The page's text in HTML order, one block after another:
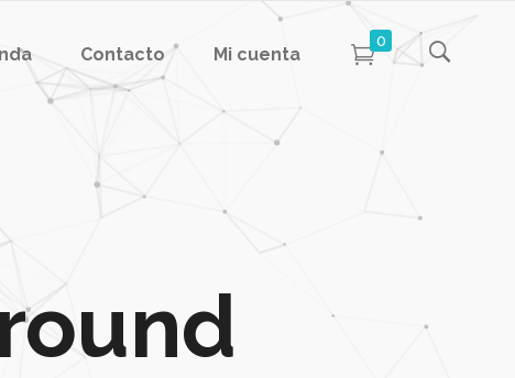
Contacto Mi cuenta
0